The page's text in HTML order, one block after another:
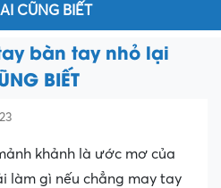
CŨNG BIẾT
bàn tay nhỏ lại
BIẾT
khảnh là ước mơ của
làm gì nếu chẳng may tay